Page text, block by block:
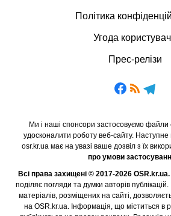
Політика
Угода
Прес-релізи
Ми і наші спонсори застосовуємо
удосконалити роботу веб-сайту. Наступне
osr.kr.ua має на увазі ваше дозвіл з їх
про умови
Всі права захищені © 2017-2026 OSR.kr.ua.
поділяє погляди та думки авторів
матеріалів, розміщених на сайті,
на OSR.kr.ua. Інформація, що міститься в